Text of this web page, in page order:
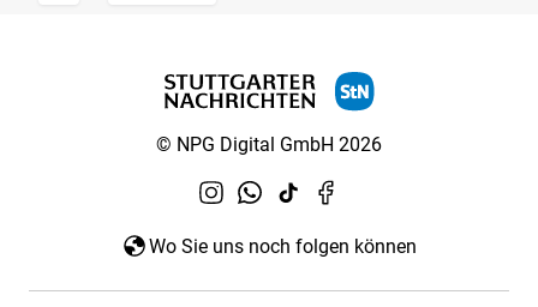
© NPG Digital GmbH 2026
Wo Sie uns noch folgen können